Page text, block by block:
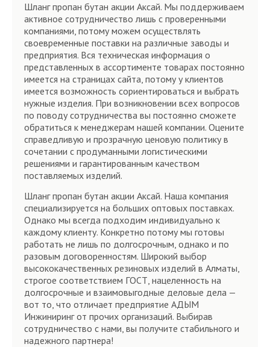
Шланг пропан бутан акции Аксай. Мы поддерживаем
активное сотрудничество лишь с проверенными
компаниями, потому можем осуществлять
своевременные поставки на различные заводы и
предприятия. Вся техническая информация о
представленных в ассортименте товарах постоянно
имеется на страницах сайта, потому у клиентов
имеется возможность сориентироваться и выбрать
нужные изделия. При возникновении всех вопросов
по поводу сотрудничества вы постоянно сможете
обратиться к менеджерам нашей компании. Оцените
справедливую и прозрачную ценовую политику в
сочетании с продуманными логистическими
решениями и гарантированным качеством
поставляемых изделий.
Шланг пропан бутан акции Аксай. Наша компания
специализируется на больших оптовых поставках.
Однако мы всегда подходим индивидуально к
каждому клиенту. Конкретно потому мы готовы
работать не лишь по долгосрочным, однако и по
разовым договоренностям. Широкий выбор
высококачественных резиновых изделий в Алматы,
строгое соответствием ГОСТ, нацеленность на
долгосрочные и взаимовыгодные деловые дела —
вот то, что отличает предприятие АДЫМ
Инжиниринг от прочих организаций. Выбирав
сотрудничество с нами, вы получите стабильного и
надежного партнера!